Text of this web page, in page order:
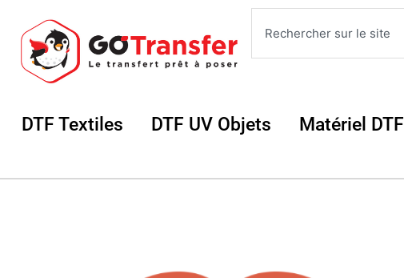
contenu
DTF Textiles Ouvrir DTF Textiles
DTF UV Objets Ouvrir DTF UV Objets
Matériel DTF